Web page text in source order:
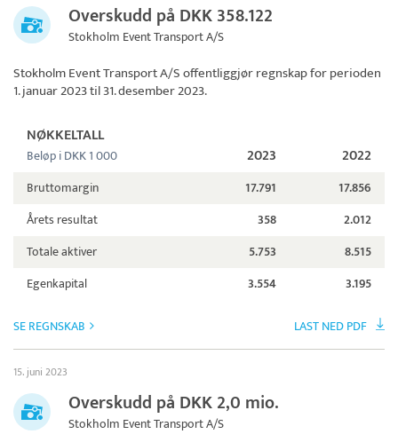
Overskudd på DKK 358.122
Stokholm Event Transport A/S
Stokholm Event Transport A/Soffentliggjør regnskap for perioden
1. januar 2023 til 31. desember 2023.
NØKKELTALL
Beløp i DKK 1 000 2023 2022
Bruttomargin 17.791
17.856
Årets resultat
358
2.012
Totale aktiver
5.753
8.515
Egenkapital
3.554 3.195
SE REGNSKAB LAST NED PDF
15. juni 2023
Overskudd på DKK 2,0 mio.
Stokholm Event Transport A/S